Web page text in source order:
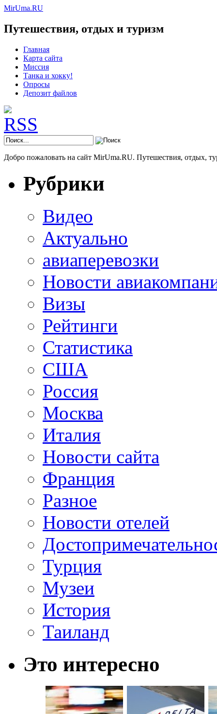
MirUma.RU
Путешествия, отдых и туризм
Главная
Карта сайта
Миссия
Танка и хокку!
Опросы
Депозит файлов
Добро пожаловать на сайт MirUma.RU. Путешествия, отдых,
Рубрики
Видео
Актуально
авиаперевозки
Новости
Визы
Рейтинги
Статистика
США
Россия
Москва
Италия
Новости сайта
Франция
Разное
Новости отелей
Турция
Музеи
История
Таиланд
Это интересно